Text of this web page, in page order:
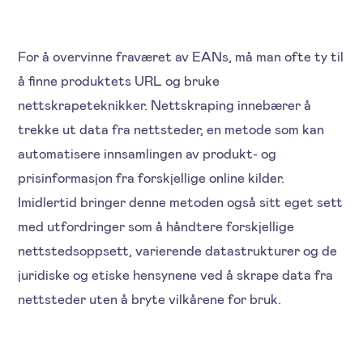
For å overvinne fraværet av EANs, må man ofte ty til
å finne produktets URL og bruke
nettskrapeteknikker. Nettskraping innebærer å
trekke ut data fra nettsteder, en metode som kan
automatisere innsamlingen av produkt- og
prisinformasjon fra forskjellige online kilder.
Imidlertid bringer denne metoden også sitt eget sett
med utfordringer som å håndtere forskjellige
nettstedsoppsett, varierende datastrukturer og de
juridiske og etiske hensynene ved å skrape data fra
nettsteder uten å bryte vilkårene for bruk.